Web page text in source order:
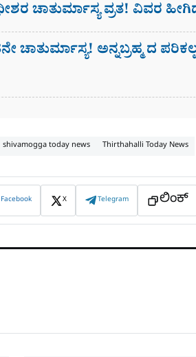
ಚಾತುರ್ಮಾಸ್ಯ ವ್ರತ! ವಿವರ
ಚಾತುರ್ಮಾಸ್ಯ! ಅನ್ನಬ್ರಹ್ಮ ದ
shivamogga today news Thirthahalli Today News
Facebook X Telegram ಲಿಂಕ್